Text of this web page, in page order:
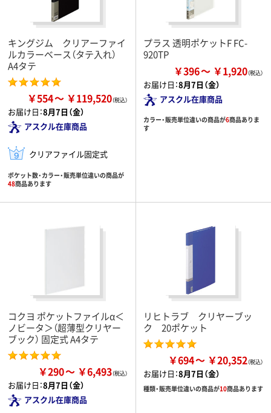
キングジム クリアーファイ
ルカラーベース（タテ入れ）
A4タテ
￥554 ￥119,520
お届け日：8月7日（金）
アスクル在庫商品
クリアファイル固定式
ポケット数・カラー・販売単位違いの商品が
48商品あります
プラス 透明ポケットF FC-
920TP
￥396 ￥1,920
お届け日：8月7日（金）
アスクル在庫商品
カラー・販売単位違いの商品が6商品ありま
す
コクヨ ポケットファイルα＜
ノビータ＞（超薄型クリヤー
ブック） 固定式 A4タテ
￥290 ￥6,493
お届け日：8月7日（金）
アスクル在庫商品
リヒトラブ クリヤーブッ
ク 20ポケット
￥694 ￥20,352
お届け日：8月7日（金）
種類・販売単位違いの商品が10商品あります